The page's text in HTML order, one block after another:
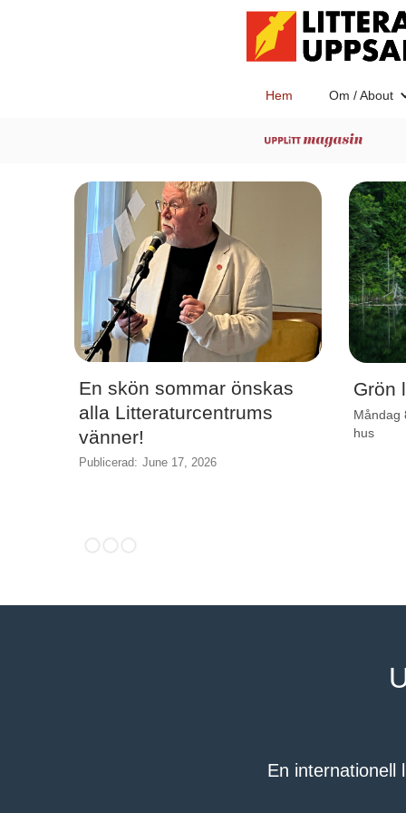
Hem Om /About
En skön sommar önskas
alla Litteraturcentrums
vänner!
Publicerad: June 17, 2026
Grön
Måndag
hus
En internationell